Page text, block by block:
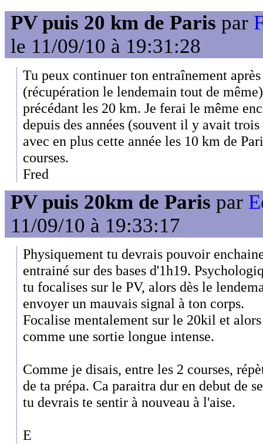
PV puis 20 km de Paris par
le 11/09/10 à 19:31:28
Tu peux continuer ton entraînement
(récupération le lendemain tout de
précédant les 20 km. Je ferai le même
depuis des années (souvent il y avait
avec en plus cette année les 10 km de
courses.
Fred
PV puis 20km de Paris par
11/09/10 à 19:33:17
Physiquement tu devrais pouvoir
entrainé sur des bases d'1h19.
tu focalises sur le PV, alors dès le
envoyer un mauvais signal à ton corps.
Focalise mentalement sur le 20kil et
comme une sortie longue intense.
Comme je disais, entre les 2 courses,
de ta prépa. Ca paraitra dur en debut de
tu devrais te sentir à nouveau à l'aise.
E